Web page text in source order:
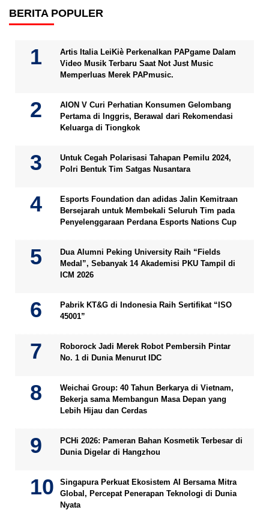
BERITA POPULER
Artis Italia LeiKiè Perkenalkan PAPgame Dalam
Video Musik Terbaru Saat Not Just Music
Memperluas Merek PAPmusic.
AION V Curi Perhatian Konsumen Gelombang
Pertama di Inggris, Berawal dari Rekomendasi
Keluarga di Tiongkok
Untuk Cegah Polarisasi Tahapan Pemilu 2024,
Polri Bentuk Tim Satgas Nusantara
Esports Foundation dan adidas Jalin Kemitraan
Bersejarah untuk Membekali Seluruh Tim pada
Penyelenggaraan Perdana Esports Nations Cup
Dua Alumni Peking University Raih “Fields
Medal”, Sebanyak 14 Akademisi PKU Tampil di
ICM 2026
Pabrik KT&G di Indonesia Raih Sertifikat “ISO
45001”
Roborock Jadi Merek Robot Pembersih Pintar
No. 1 di Dunia Menurut IDC
Weichai Group: 40 Tahun Berkarya di Vietnam,
Bekerja sama Membangun Masa Depan yang
Lebih Hijau dan Cerdas
PCHi 2026: Pameran Bahan Kosmetik Terbesar di
Dunia Digelar di Hangzhou
Singapura Perkuat Ekosistem AI Bersama Mitra
Global, Percepat Penerapan Teknologi di Dunia
Nyata